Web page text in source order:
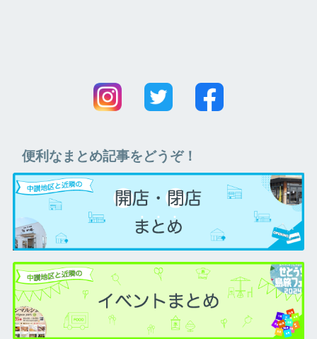
便利なまとめ記事をどうぞ！